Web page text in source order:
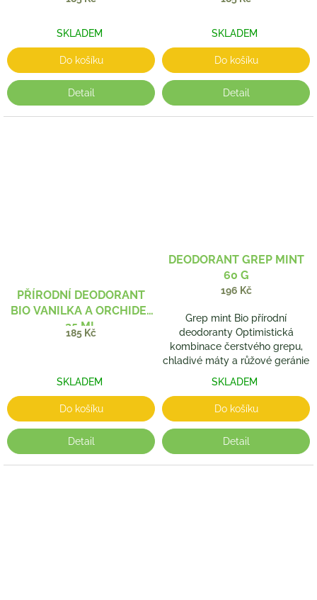
SKLADEM
Do košíku
Detail
SKLADEM
Do košíku
Detail
PŘÍRODNÍ DEODORANT
BIO VANILKA A ORCHIDEJ
25 ML
185 Kč
SKLADEM
Do košíku
Detail
DEODORANT GREP MINT
60 G
196 Kč
Grep mint Bio přírodní
deodoranty Optimistická
kombinace čerstvého grepu,
chladivé máty a růžové geránie
SKLADEM
Do košíku
Detail